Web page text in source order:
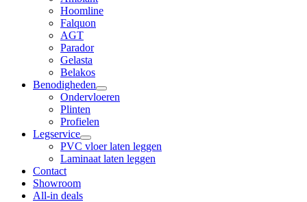
Hoomline
Falquon
AGT
Parador
Gelasta
Belakos
Benodigheden
Ondervloeren
Plinten
Profielen
Legservice
PVC vloer laten leggen
Laminaat laten leggen
Contact
Showroom
All-in deals